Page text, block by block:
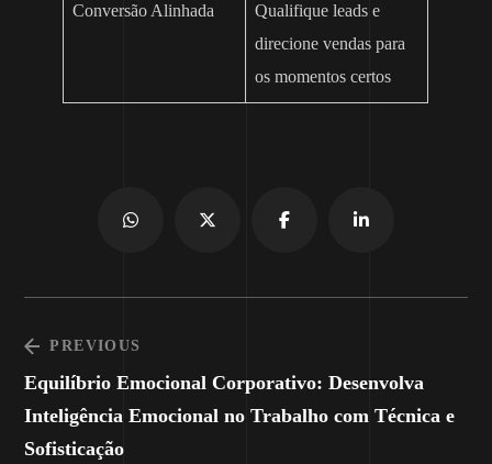
Conversão Alinhada
Qualifique leads e
direcione vendas para
os momentos certos
PREVIOUS
Equilíbrio Emocional Corporativo: Desenvolva
Inteligência Emocional no Trabalho com Técnica e
Sofisticação